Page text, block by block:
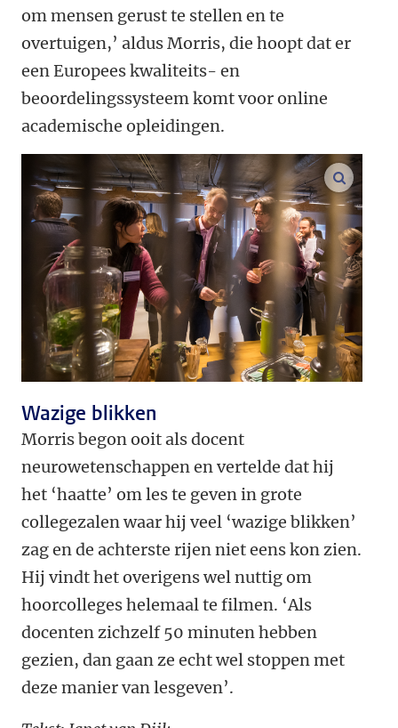
om mensen gerust te stellen en te
overtuigen,’ aldus Morris, die hoopt dat er
een Europees kwaliteits- en
beoordelingssysteem komt voor online
academische opleidingen.
Wazige blikken
Morris begon ooit als docent
neurowetenschappen en vertelde dat hij
het ‘haatte’ om les te geven in grote
collegezalen waar hij veel ‘wazige blikken’
zag en de achterste rijen niet eens kon zien.
Hij vindt het overigens wel nuttig om
hoorcolleges helemaal te filmen. ‘Als
docenten zichzelf 50 minuten hebben
gezien, dan gaan ze echt wel stoppen met
deze manier van lesgeven’.